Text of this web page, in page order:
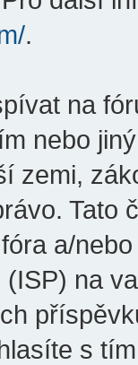
.
na
nebo
zemi,
Tato
a/
na
s